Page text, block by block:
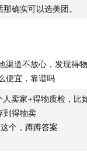
确实可以选美团。
渠道不放心，发现得
便宜，靠谱吗
卖家+得物质检，比
到得物卖
个，蹲蹲答案